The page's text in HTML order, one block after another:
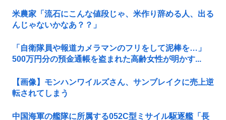
米農家「流石にこんな値段じゃ、米作り辞める人、出る
んじゃないかなあ？？」
「自衛隊員や報道カメラマンのフリをして泥棒を…」
500万円分の預金通帳を盗まれた高齢女性が明かす...
【画像】モンハンワイルズさん、サンブレイクに売上逆
転されてしまう
中国海軍の艦隊に所属する052C型ミサイル駆逐艦「長